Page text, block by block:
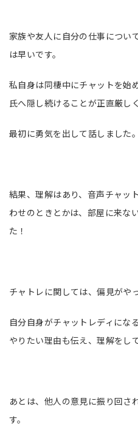
家族や友人に自分の仕事につい
は早いです。
私自身は同棲中にチャットを始
氏へ隠し続けることが正直厳しく
最初に勇気を出して話しました。
結果、理解はあり、音声チャッ
わせのときとかは、部屋に来な
た！
チャトレに関しては、偏見がや
自分自身がチャットレディにな
やりたい理由も伝え、理解をし
あとは、他人の意見に振り回さ
す。